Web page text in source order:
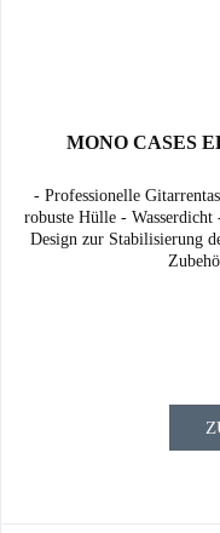
MONO CASES
- Professionelle
robuste Hülle -
Design zur Stabilisierung